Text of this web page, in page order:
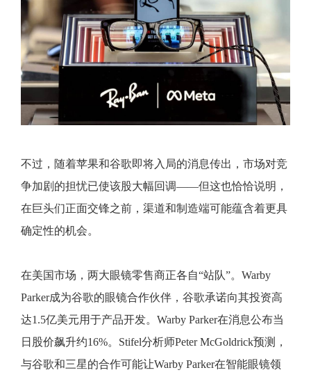
不过，随着苹果和谷歌即将入局的消息传出，市场对竞
争加剧的担忧已使该股大幅回调——但这也恰恰说明，
在巨头们正面交锋之前，渠道和制造端可能蕴含着更具
确定性的机会。
在美国市场，两大眼镜零售商正各自“站队”。Warby
Parker成为谷歌的眼镜合作伙伴，谷歌承诺向其投资高
达1.5亿美元用于产品开发。Warby Parker在消息公布当
日股价飙升约16%。Stifel分析师Peter McGoldrick预测，
与谷歌和三星的合作可能让Warby Parker在智能眼镜领